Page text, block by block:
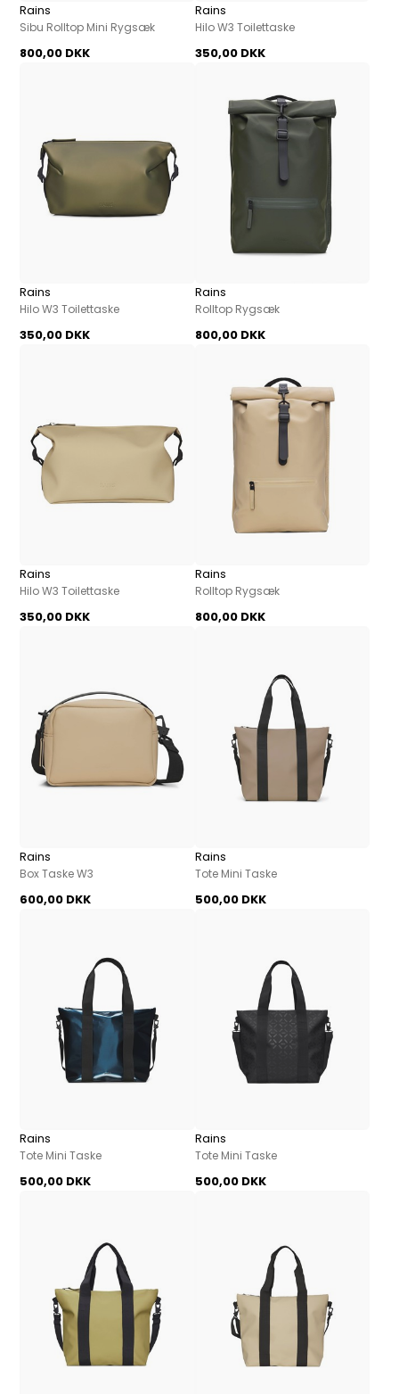
Rains
Sibu Rolltop Mini Rygsæk
800,00 DKK
Rains
Hilo W3 Toilettaske
350,00 DKK
Rains
Hilo W3 Toilettaske
350,00 DKK
Rains
Rolltop Rygsæk
800,00 DKK
Rains
Hilo W3 Toilettaske
350,00 DKK
Rains
Rolltop Rygsæk
800,00 DKK
Rains
Box Taske W3
600,00 DKK
Rains
Tote Mini Taske
500,00 DKK
Rains
Tote Mini Taske
500,00 DKK
Rains
Tote Mini Taske
500,00 DKK